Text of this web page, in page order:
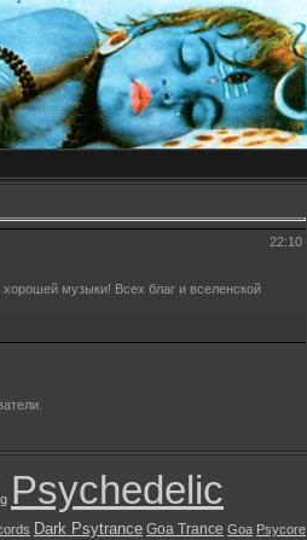
22:10
музыки! Всех благ и вселенской
Psychedelic
Dark Psytrance Goa Trance Goa Psycore